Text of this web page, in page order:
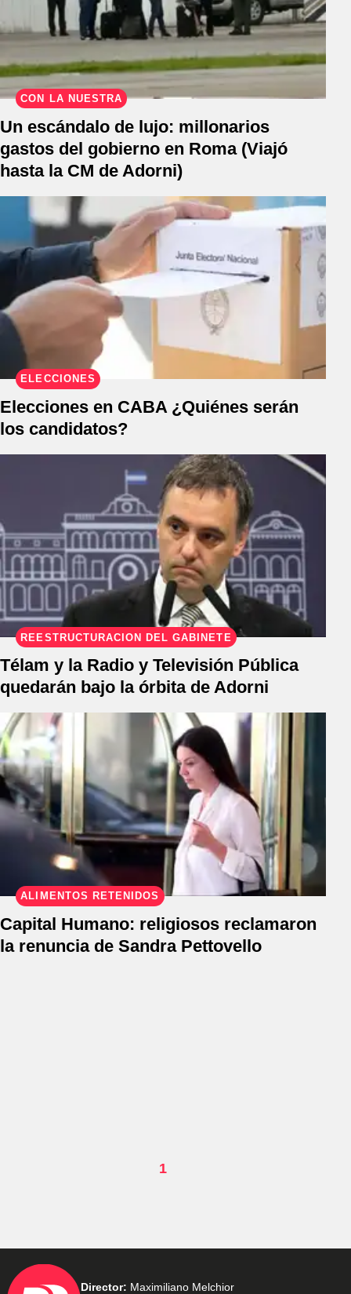
CON LA NUESTRA
Un escándalo de lujo: millonarios
gastos del gobierno en Roma (Viajó
hasta la CM de Adorni)
ELECCIONES
Elecciones en CABA ¿Quiénes serán
los candidatos?
REESTRUCTURACIÓN DEL GABINETE
Télam y la Radio y Televisión Pública
quedarán bajo la órbita de Adorni
ALIMENTOS RETENIDOS
Capital Humano: religiosos reclamaron
la renuncia de Sandra Pettovello
1
Director: Maximiliano Melchior